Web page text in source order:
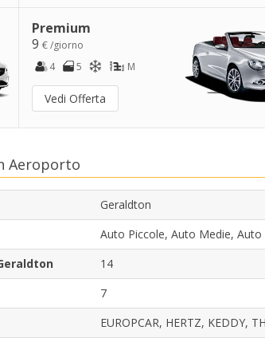
Premium
9€ /giorno
4
5 M
Vedi Offerta
Aeroporto
Geraldton
Auto Piccole, Auto Medie,
14
7
EUROPCAR, HERTZ, KEDDY,